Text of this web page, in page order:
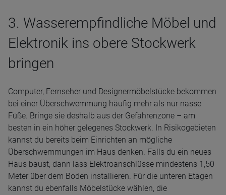
3. Wasserempfindliche Möbel und
Elektronik ins obere Stockwerk
bringen
Computer, Fernseher und Designermöbelstücke bekommen
bei einer Überschwemmung häufig mehr als nur nasse
Füße. Bringe sie deshalb aus der Gefahrenzone – am
besten in ein höher gelegenes Stockwerk. In Risikogebieten
kannst du bereits beim Einrichten an mögliche
Überschwemmungen im Haus denken. Falls du ein neues
Haus baust, dann lass Elektroanschlüsse mindestens 1,50
Meter über dem Boden installieren. Für die unteren Etagen
kannst du ebenfalls Möbelstücke wählen, die